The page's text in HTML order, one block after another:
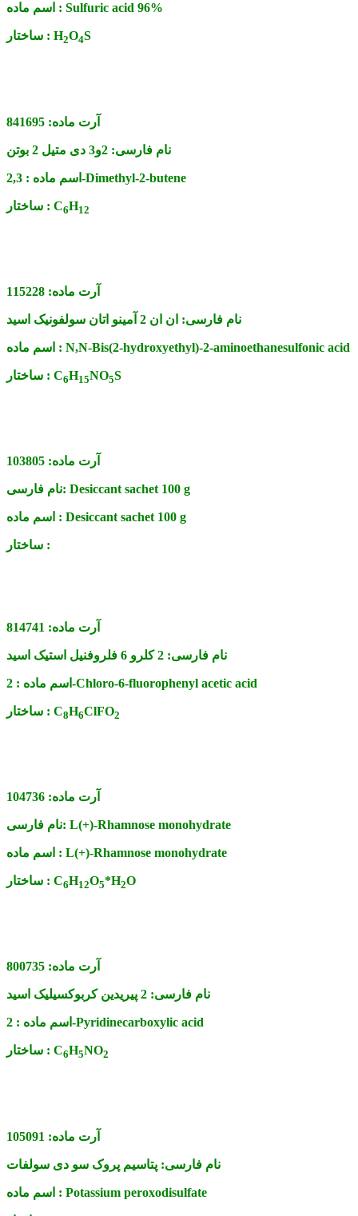
اسم ماده : Sulfuric acid 96%
ساختار : H2O4S
آرت ماده: 841695
نام فارسی: 2و3 دی متیل 2 بوتن
اسم ماده : 2,3-Dimethyl-2-butene
ساختار : C6H12
آرت ماده: 115228
نام فارسی: ان ان 2 آمینو اتان سولفونیک اسید
اسم ماده : N,N-Bis(2-hydroxyethyl)-2-aminoethanesulfonic acid
ساختار : C6H15NO5S
آرت ماده: 103805
نام فارسی: Desiccant sachet 100 g
اسم ماده : Desiccant sachet 100 g
ساختار :
آرت ماده: 814741
نام فارسی: 2 کلرو 6 فلروفنیل استیک اسید
اسم ماده : 2-Chloro-6-fluorophenyl acetic acid
ساختار : C8H6ClFO2
آرت ماده: 104736
نام فارسی: L(+)-Rhamnose monohydrate
اسم ماده : L(+)-Rhamnose monohydrate
ساختار : C6H12O5*H2O
آرت ماده: 800735
نام فارسی: 2 پیریدین کربوکسیلیک اسید
اسم ماده : 2-Pyridinecarboxylic acid
ساختار : C6H5NO2
آرت ماده: 105091
نام فارسی: پتاسیم پروک سو دی سولفات
اسم ماده : Potassium peroxodisulfate